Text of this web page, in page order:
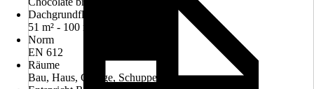
Dachgrundfläche bis
51 m² - 100 m²
Norm
EN 612
Räume
Bau, Haus, Garage, Schuppen